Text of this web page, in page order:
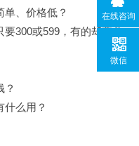
、价格低？
300或599，有的却要几
？
么用？
在线咨询
微信